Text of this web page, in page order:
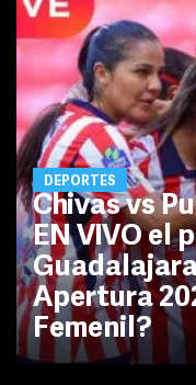
DEPORTES
Chivas vs
EN VIVO el
Apertura
Femenil?